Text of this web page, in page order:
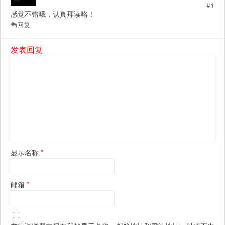
#1
感觉不错哦，认真拜读咯！
回复
发表回复
显示名称 *
邮箱 *